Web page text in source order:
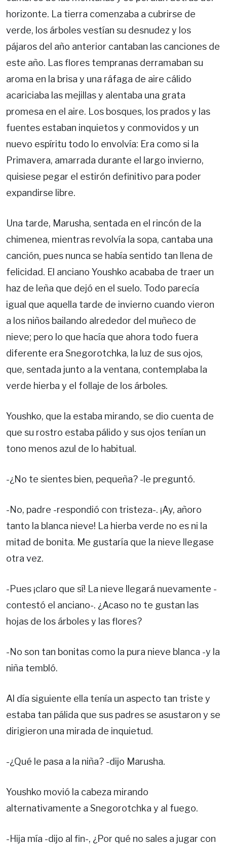
horizonte. La tierra comenzaba a cubrirse de
verde, los árboles vestían su desnudez y los
pájaros del año anterior cantaban las canciones de
este año. Las flores tempranas derramaban su
aroma en la brisa y una ráfaga de aire cálido
acariciaba las mejillas y alentaba una grata
promesa en el aire. Los bosques, los prados y las
fuentes estaban inquietos y conmovidos y un
nuevo espíritu todo lo envolvía: Era como si la
Primavera, amarrada durante el largo invierno,
quisiese pegar el estirón definitivo para poder
expandirse libre.
Una tarde, Marusha, sentada en el rincón de la
chimenea, mientras revolvía la sopa, cantaba una
canción, pues nunca se había sentido tan llena de
felicidad. El anciano Youshko acababa de traer un
haz de leña que dejó en el suelo. Todo parecía
igual que aquella tarde de invierno cuando vieron
a los niños bailando alrededor del muñeco de
nieve; pero lo que hacía que ahora todo fuera
diferente era Snegorotchka, la luz de sus ojos,
que, sentada junto a la ventana, contemplaba la
verde hierba y el follaje de los árboles.
Youshko, que la estaba mirando, se dio cuenta de
que su rostro estaba pálido y sus ojos tenían un
tono menos azul de lo habitual.
-¿No te sientes bien, pequeña? -le preguntó.
-No, padre -respondió con tristeza-. ¡Ay, añoro
tanto la blanca nieve! La hierba verde no es ni la
mitad de bonita. Me gustaría que la nieve llegase
otra vez.
-Pues ¡claro que sí! La nieve llegará nuevamente -
contestó el anciano-. ¿Acaso no te gustan las
hojas de los árboles y las flores?
-No son tan bonitas como la pura nieve blanca -y la
niña tembló.
Al día siguiente ella tenía un aspecto tan triste y
estaba tan pálida que sus padres se asustaron y se
dirigieron una mirada de inquietud.
-¿Qué le pasa a la niña? -dijo Marusha.
Youshko movió la cabeza mirando
alternativamente a Snegorotchka y al fuego.
-Hija mía -dijo al fin-, ¿Por qué no sales a jugar con